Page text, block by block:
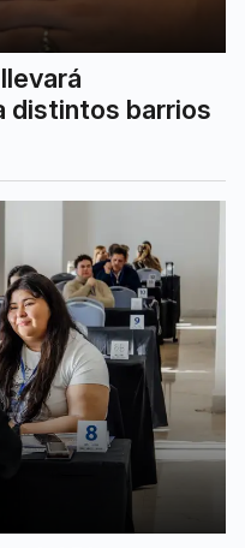
distintos barrios